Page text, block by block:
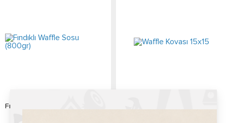
Fındıklı Waffle Sosu (800gr)